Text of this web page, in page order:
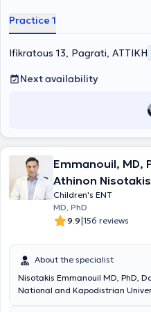
office with modern equipment.
General Clinic, ORL Athens
Practice 1
Ifikratous 13, Pagrati, ΑΤΤΙΚΗ
Next availability
Emmanouil, MD,
Athinon Nisotakis
Children's ENT
MD, PhD
9.9|156 reviews
About the specialist
Nisotakis Emmanouil MD, PhD,
National and Kapodistrian